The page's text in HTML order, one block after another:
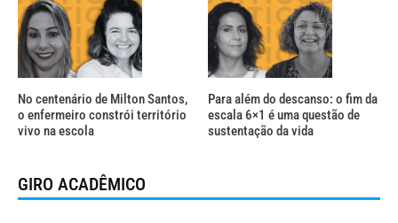
No centenário de Milton Santos,
o enfermeiro constrói território
vivo na escola
Para além do descanso: o fim da
escala 6×1 é uma questão de
sustentação da vida
GIRO ACADÊMICO